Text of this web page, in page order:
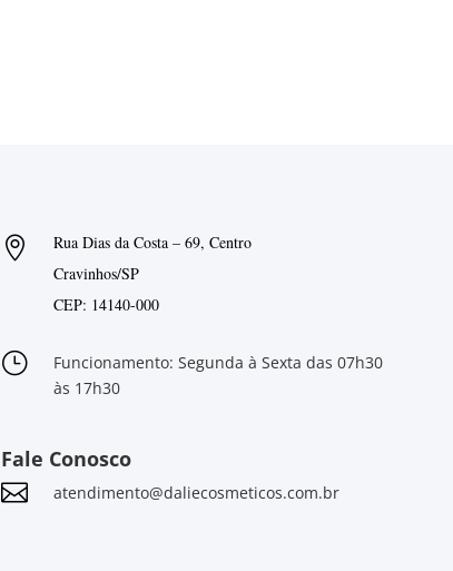

Rua Dias da Costa – 69, Centro
Cravinhos/SP
CEP: 14140-000
}
Funcionamento: Segunda à Sexta das 07h30
às 17h30
Fale Conosco
 atendimento@daliecosmeticos.com.br